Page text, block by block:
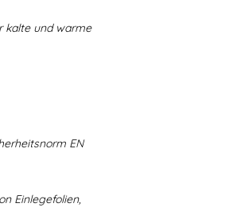
kalte und warme
EN
Einlegefolien,